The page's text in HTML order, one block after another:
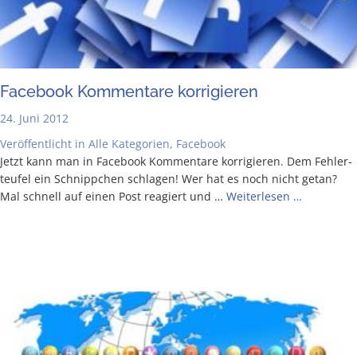
Face­book Kom­men­ta­re korrigieren
24. Juni 2012
Veröffentlicht in Alle Kategorien, Facebook
Jetzt kann man in Face­book Kom­men­ta­re kor­ri­gie­ren. Dem Feh­ler­
teu­fel ein Schnipp­chen schla­gen! Wer hat es noch nicht getan?
Mal schnell auf einen Post reagiert und … Wei­ter­le­sen …